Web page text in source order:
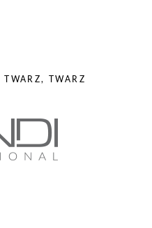
TWARZ, TWARZ